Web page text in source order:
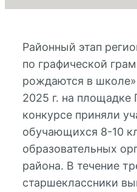
Районный этап
по графической
рождаются в
2025 г. на
конкурсе приняли
обучающихся 8-10
образовательных
района. В течение
старшеклассники